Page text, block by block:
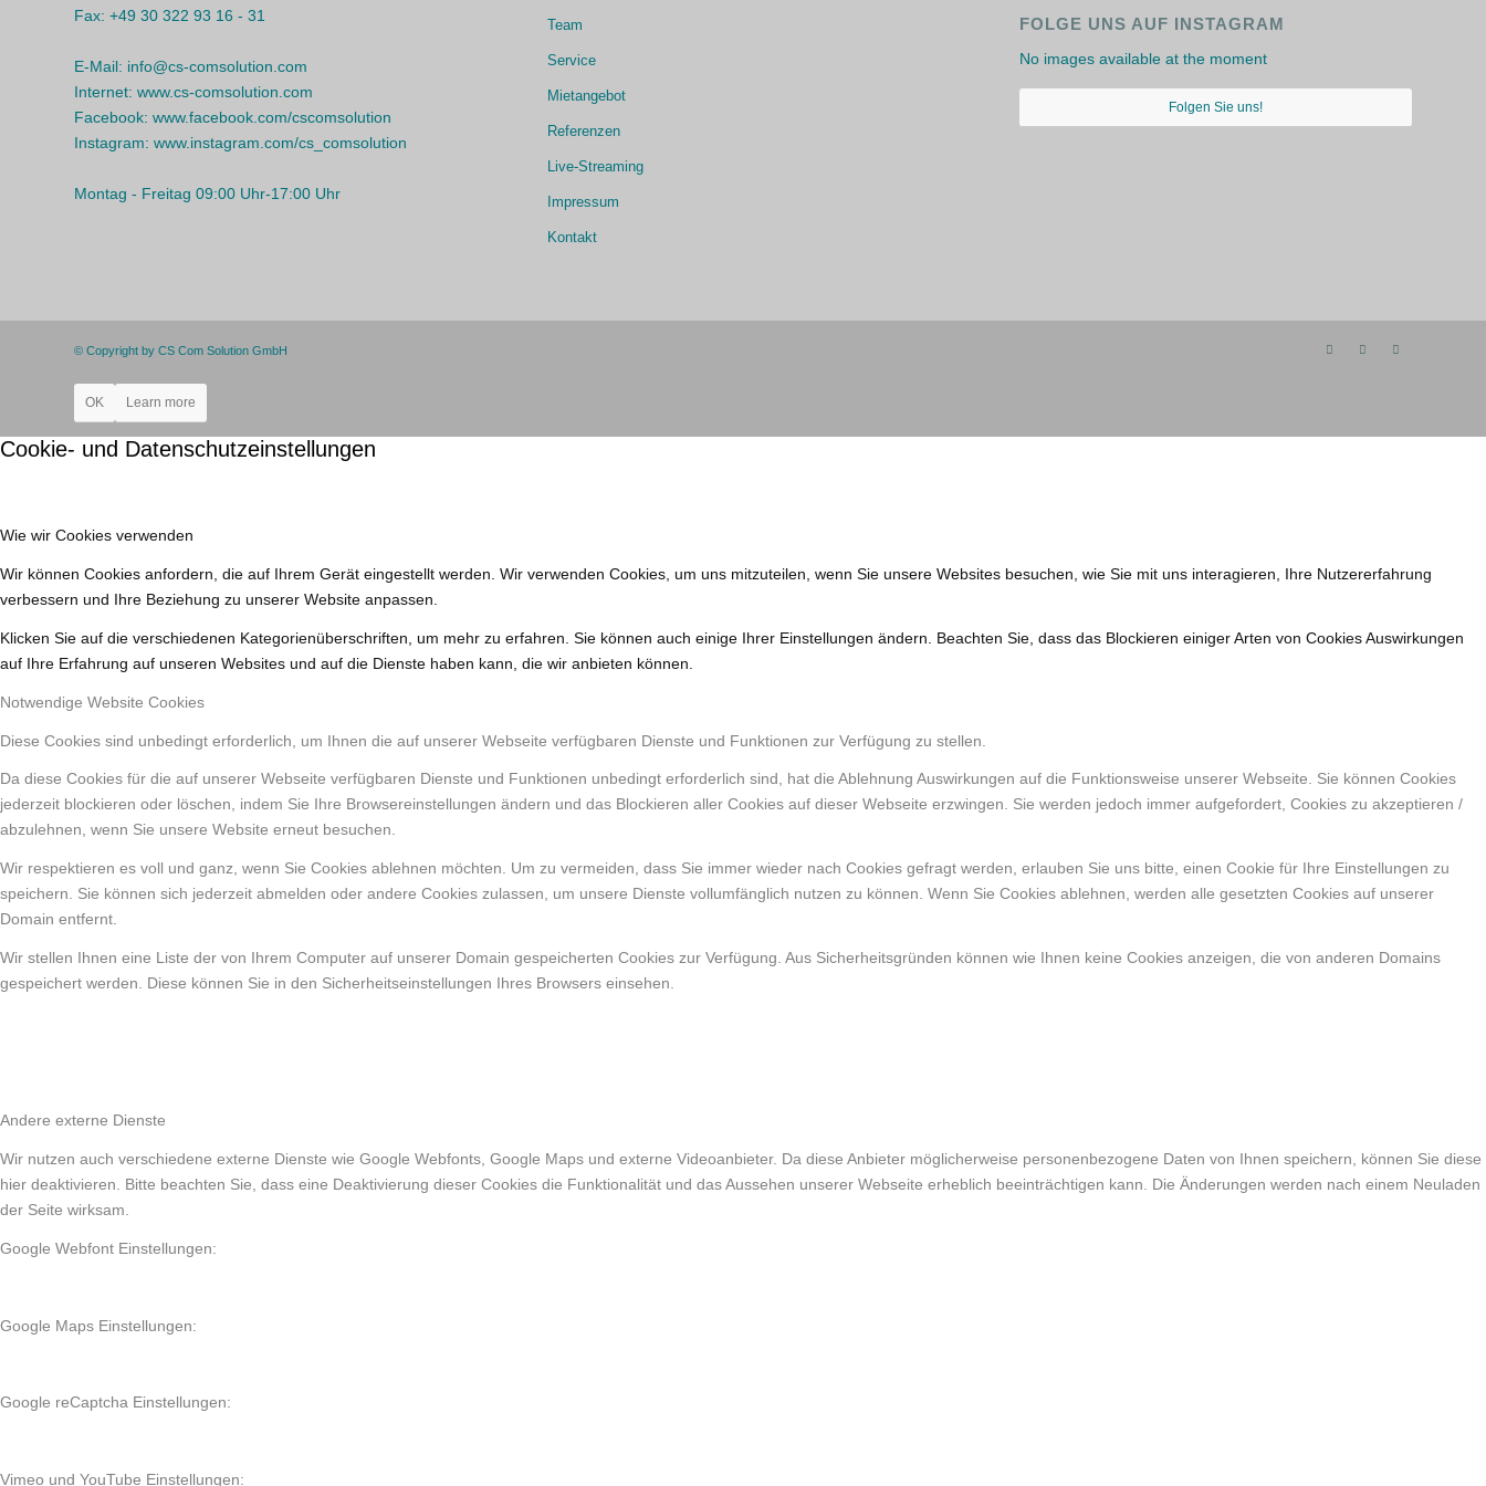
Fax: +49 30 322 93 16 - 31
E-Mail: info@cs-comsolution.com
Internet: www.cs-comsolution.com
Facebook: www.facebook.com/cscomsolution
Instagram: www.instagram.com/cs_comsolution
Montag - Freitag 09:00 Uhr-17:00 Uhr
Team
Service
Mietangebot
Referenzen
Live-Streaming
Impressum
Kontakt
FOLGE UNS AUF INSTAGRAM
No images available at the moment
Folgen Sie uns!
© Copyright by CS Com Solution GmbH
OK Learn more
Cookie- und Datenschutzeinstellungen
Wie wir Cookies verwenden
Wir können Cookies anfordern, die auf Ihrem Gerät eingestellt werden. Wir verwenden Cookies, um uns mitzuteilen, wenn Sie unsere Websites besuchen, wie Sie mit uns interagieren, Ihre Nutzererfahrung
verbessern und Ihre Beziehung zu unserer Website anpassen.
Klicken Sie auf die verschiedenen Kategorienüberschriften, um mehr zu erfahren. Sie können auch einige Ihrer Einstellungen ändern. Beachten Sie, dass das Blockieren einiger Arten von Cookies Auswirkungen
auf Ihre Erfahrung auf unseren Websites und auf die Dienste haben kann, die wir anbieten können.
Notwendige Website Cookies
Diese Cookies sind unbedingt erforderlich, um Ihnen die auf unserer Webseite verfügbaren Dienste und Funktionen zur Verfügung zu stellen.
Da diese Cookies für die auf unserer Webseite verfügbaren Dienste und Funktionen unbedingt erforderlich sind, hat die Ablehnung Auswirkungen auf die Funktionsweise unserer Webseite. Sie können Cookies
jederzeit blockieren oder löschen, indem Sie Ihre Browsereinstellungen ändern und das Blockieren aller Cookies auf dieser Webseite erzwingen. Sie werden jedoch immer aufgefordert, Cookies zu akzeptieren /
abzulehnen, wenn Sie unsere Website erneut besuchen.
Wir respektieren es voll und ganz, wenn Sie Cookies ablehnen möchten. Um zu vermeiden, dass Sie immer wieder nach Cookies gefragt werden, erlauben Sie uns bitte, einen Cookie für Ihre Einstellungen zu
speichern. Sie können sich jederzeit abmelden oder andere Cookies zulassen, um unsere Dienste vollumfänglich nutzen zu können. Wenn Sie Cookies ablehnen, werden alle gesetzten Cookies auf unserer
Domain entfernt.
Wir stellen Ihnen eine Liste der von Ihrem Computer auf unserer Domain gespeicherten Cookies zur Verfügung. Aus Sicherheitsgründen können wie Ihnen keine Cookies anzeigen, die von anderen Domains
gespeichert werden. Diese können Sie in den Sicherheitseinstellungen Ihres Browsers einsehen.
Andere externe Dienste
Wir nutzen auch verschiedene externe Dienste wie Google Webfonts, Google Maps und externe Videoanbieter. Da diese Anbieter möglicherweise personenbezogene Daten von Ihnen speichern, können Sie diese
hier deaktivieren. Bitte beachten Sie, dass eine Deaktivierung dieser Cookies die Funktionalität und das Aussehen unserer Webseite erheblich beeinträchtigen kann. Die Änderungen werden nach einem Neuladen
der Seite wirksam.
Google Webfont Einstellungen:
Google Maps Einstellungen:
Google reCaptcha Einstellungen:
Vimeo und YouTube Einstellungen: